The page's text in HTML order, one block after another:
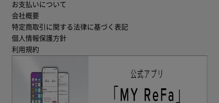
お支払いについて
会社概要
特定商取引に関する法律に基づく表記
個人情報保護方針
利用規約